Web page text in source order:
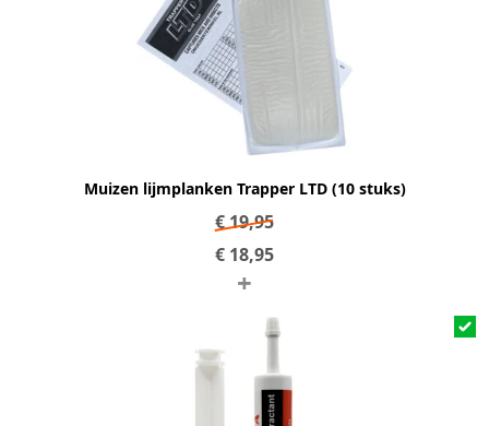
Muizen lijmplanken Trapper LTD (10 stuks)
€19,95
€ 18,95
+